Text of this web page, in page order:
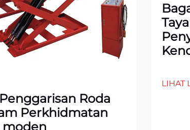
Roda
Perkhidmatan
moden
LIHAT